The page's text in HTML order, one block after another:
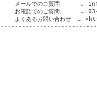
メールでのご質問      …
お電話でのご質問      …
よくあるお問い合わせ  …